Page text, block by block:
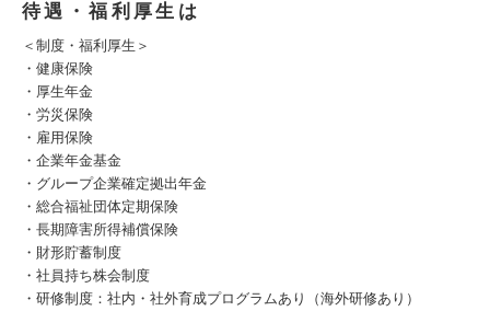
待遇・福利厚生は
＜制度・福利厚生＞
・健康保険
・厚生年金
・労災保険
・雇用保険
・企業年金基金
・グループ企業確定拠出年金
・総合福祉団体定期保険
・長期障害所得補償保険
・財形貯蓄制度
・社員持ち株会制度
・研修制度：社内・社外育成プログラムあり（海外研修あり）